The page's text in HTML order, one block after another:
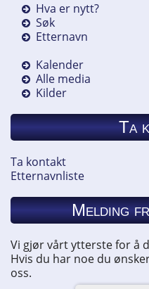
Hva er nytt?
Søk
Etternavn
Kalender
Alle media
Kilder
Ta
Ta kontakt
Etternavnliste
Melding
Vi gjør vårt ytterste for å
Hvis du har noe du
oss.